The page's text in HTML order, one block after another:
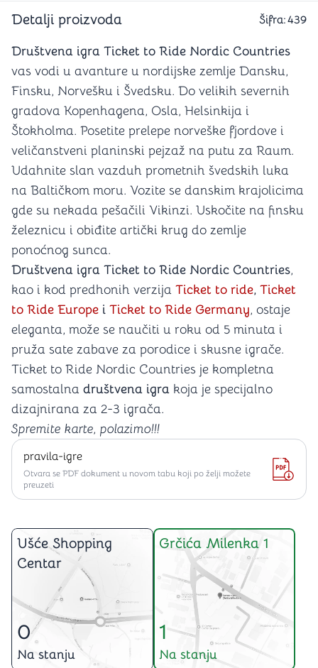
Detalji proizvoda Šifra:439
Društvena igra Ticket to Ride Nordic Countries
vas vodi u avanture u nordijske zemlje Dansku,
Finsku, Norvešku i Švedsku. Do velikih severnih
gradova Kopenhagena, Osla, Helsinkija i
Štokholma. Posetite prelepe norveške fjordove i
veličanstveni planinski pejzaž na putu za Raum.
Udahnite slan vazduh prometnih švedskih luka
na Baltičkom moru. Vozite se danskim krajolicima
gde su nekada pešačili Vikinzi. Uskočite na finsku
železnicu i obiđite artički krug do zemlje
ponoćnog sunca.
Društvena igra Ticket to Ride Nordic Countries,
kao i kod predhonih verzija Ticket to ride, Ticket
to Ride Europe i Ticket to Ride Germany, ostaje
eleganta, može se naučiti u roku od 5 minuta i
pruža sate zabave za porodice i skusne igrače.
Ticket to Ride Nordic Countries je kompletna
samostalna društvena igra koja je specijalno
dizajnirana za 2-3 igrača.
Spremite karte, polazimo!!!
pravila-igre
Otvara se PDF dokument u novom tabu koji po želji možete
preuzeti
Ušće Shopping
Centar
0
Na stanju
Grčića Milenka 1
1
Na stanju